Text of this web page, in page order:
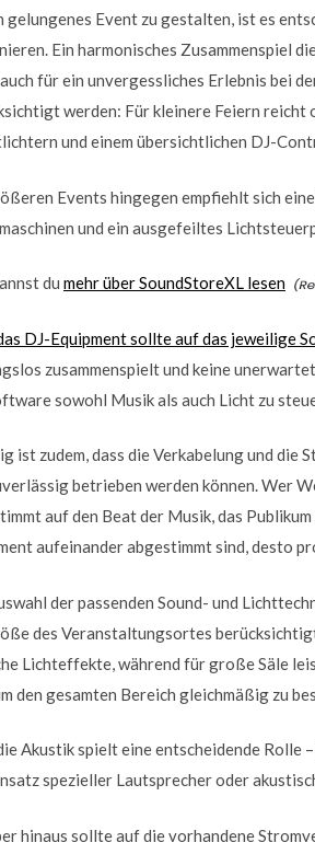
gelungenes Event zu gestalten, ist es
Ein harmonisches Zusammenspiel
für ein unvergessliches Erlebnis bei
werden: Für kleinere Feiern reicht
und einem übersichtlichen DJ-
Events hingegen empfiehlt sich
und ein ausgefeiltes
du mehr über SoundStoreXL lesen
DJ-Equipment sollte auf das jeweilige
zusammenspielt und keine
sowohl Musik als auch Licht zu
ist zudem, dass die Verkabelung und
betrieben werden können. Wer
auf den Beat der Musik, das
aufeinander abgestimmt sind, desto
der passenden Sound- und
des Veranstaltungsortes
Lichteffekte, während für große Säle
den gesamten Bereich gleichmäßig zu
Akustik spielt eine entscheidende Rolle
spezieller Lautsprecher oder
hinaus sollte auf die vorhandene